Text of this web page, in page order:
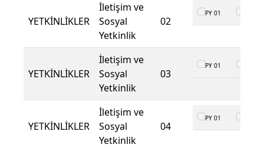
YETKİNLİKLER
İletişim ve
Sosyal
Yetkinlik
02
PY 01
YETKİNLİKLER
İletişim ve
Sosyal
Yetkinlik
03
PY 01
YETKİNLİKLER
İletişim ve
Sosyal
Yetkinlik
04
PY 01